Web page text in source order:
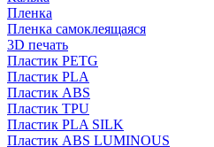
Пленка
Пленка самоклеящаяся
3D печать
Пластик PETG
Пластик PLA
Пластик ABS
Пластик TPU
Пластик PLA SILK
Пластик ABS LUMINOUS